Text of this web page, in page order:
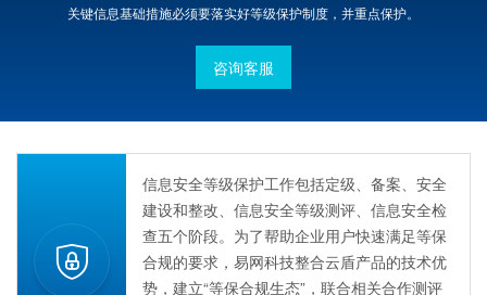
关键信息基础措施必须要落实好等级保护制度，并重点保护。
咨询客服
信息安全等级保护工作包括定级、备案、安全
建设和整改、信息安全等级测评、信息安全检
查五个阶段。为了帮助企业用户快速满足等保
合规的要求，易网科技整合云盾产品的技术优
势，建立“等保合规生态”，联合相关合作测评